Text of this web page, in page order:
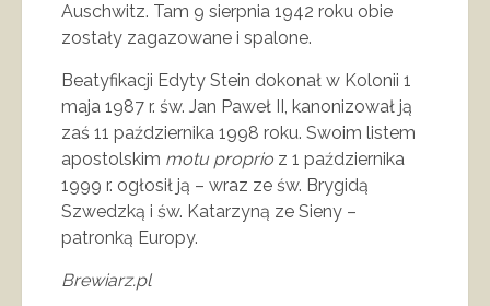
Auschwitz. Tam 9 sierpnia 1942 roku obie
zostały zagazowane i spalone.
Beatyfikacji Edyty Stein dokonał w Kolonii 1
maja 1987 r. św. Jan Paweł II, kanonizował ją
zaś 11 października 1998 roku. Swoim listem
apostolskim motu proprio z 1 października
1999 r. ogłosił ją – wraz ze św. Brygidą
Szwedzką i św. Katarzyną ze Sieny –
patronką Europy.
Brewiarz.pl